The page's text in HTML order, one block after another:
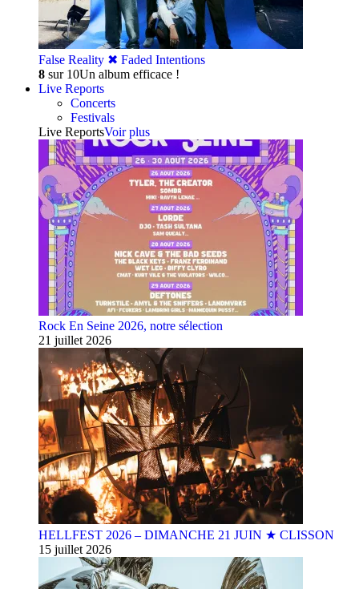
False Reality ✖︎ Faded Intentions
8 sur 10Un album efficace !
Live Reports
Concerts
Festivals
Live ReportsVoir plus
Rock En Seine 2026, notre sélection
21 juillet 2026
HELLFEST 2026 – DIMANCHE 21 JUIN ★ CLISSON
15 juillet 2026